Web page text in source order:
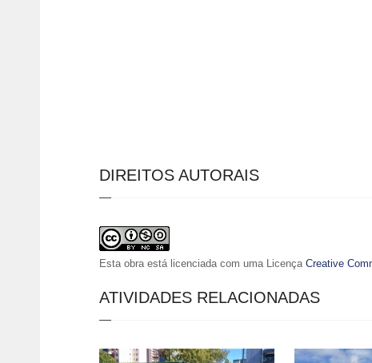
DIREITOS AUTORAIS
Esta obra está licenciada com uma LicençaCreative
ATIVIDADES RELACIONADAS